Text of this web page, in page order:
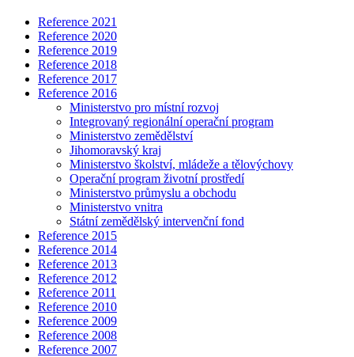
Reference 2021
Reference 2020
Reference 2019
Reference 2018
Reference 2017
Reference 2016
Ministerstvo pro místní rozvoj
Integrovaný regionální operační program
Ministerstvo zemědělství
Jihomoravský kraj
Ministerstvo školství, mládeže a tělovýchovy
Operační program životní prostředí
Ministerstvo průmyslu a obchodu
Ministerstvo vnitra
Státní zemědělský intervenční fond
Reference 2015
Reference 2014
Reference 2013
Reference 2012
Reference 2011
Reference 2010
Reference 2009
Reference 2008
Reference 2007